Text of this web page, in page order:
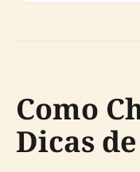
Como
Dicas